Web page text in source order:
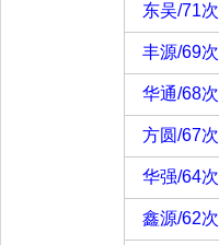
东吴/71次
丰源/69次
华通/68次
方圆/67次
华强/64次
鑫源/62次